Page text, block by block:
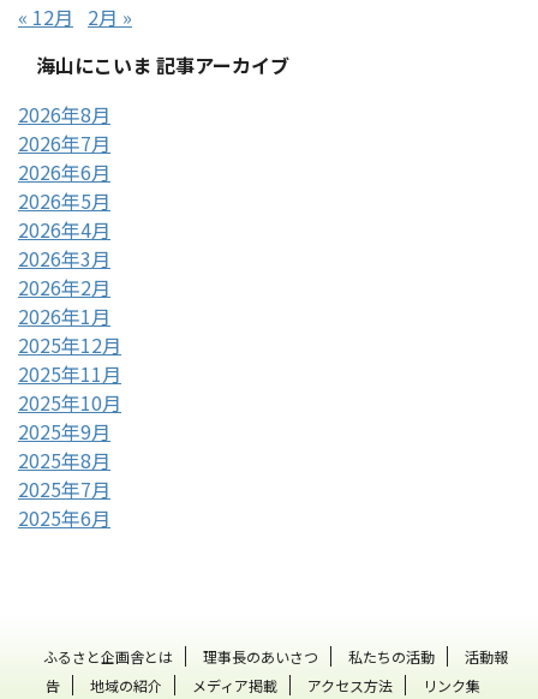
« 12月
2月 »
海山にこいま 記事アーカイブ
2026年8月
2026年7月
2026年6月
2026年5月
2026年4月
2026年3月
2026年2月
2026年1月
2025年12月
2025年11月
2025年10月
2025年9月
2025年8月
2025年7月
2025年6月
ふるさと企画舎とは 理事長のあいさつ 私たちの活動
活動報
告
地域の紹介 メディア掲載 アクセス方法 リンク集